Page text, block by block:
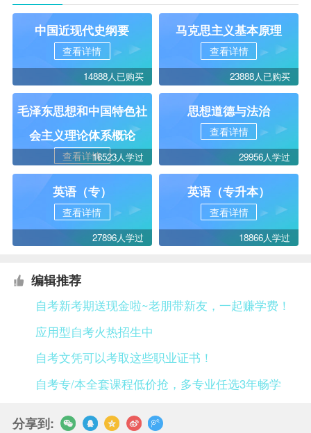
中国近现代史纲要
查看详情
14888人已购买
马克思主义基本原理
查看详情
23888人已购买
毛泽东思想和中国特色社
会主义理论体系概论
查看详情16523人学过
思想道德与法治
查看详情
29956人学过
英语（专）
查看详情
27896人学过
英语（专升本）
查看详情
18866人学过
编辑推荐
自考新考期送现金啦~老朋带新友，一起赚学费！
应用型自考火热招生中
自考文凭可以考取这些职业证书！
自考专/本全套课程低价抢，多专业任选3年畅学
分享到: